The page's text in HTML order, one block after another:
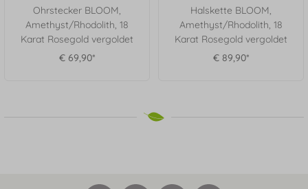
Ohrstecker BLOOM,
Amethyst/Rhodolith, 18
Karat Rosegold vergoldet
€ 69,90*
Halskette BLOOM,
Amethyst/Rhodolith, 18
Karat Rosegold vergoldet
€ 89,90*